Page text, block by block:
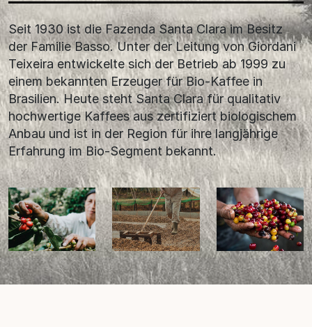
Seit 1930 ist die Fazenda Santa Clara im Besitz
der Familie Basso. Unter der Leitung von Giordani
Teixeira entwickelte sich der Betrieb ab 1999 zu
einem bekannten Erzeuger für Bio-Kaffee in
Brasilien. Heute steht Santa Clara für qualitativ
hochwertige Kaffees aus zertifiziert biologischem
Anbau und ist in der Region für ihre langjährige
Erfahrung im Bio-Segment bekannt.